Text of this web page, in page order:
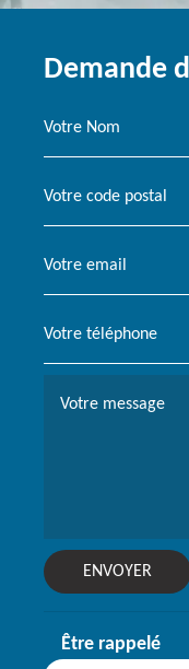
Demande
Être rappelé